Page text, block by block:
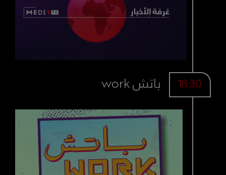
18:30 باتش work